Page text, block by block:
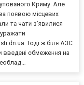
Криму. Але
появою місцевих
та чати з’явилися
Тоді ж біля АЗС
введені обмеження на